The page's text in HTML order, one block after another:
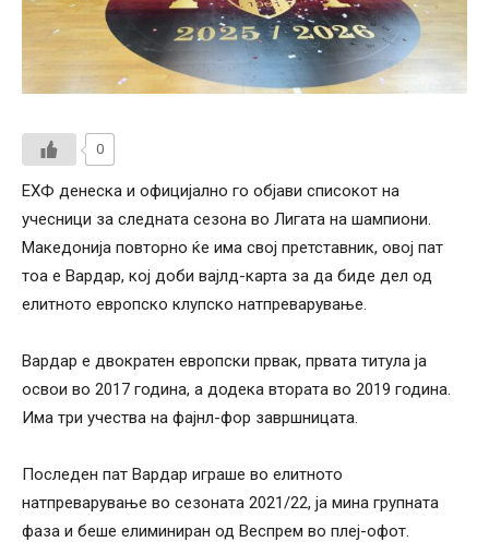
0
ЕХФ денеска и официјално го објави списокот на
учесници за следната сезона во Лигата на шампиони.
Македонија повторно ќе има свој претставник, овој пат
тоа е Вардар, кој доби вајлд-карта за да биде дел од
елитното европско клупско натпреварување.
Вардар е двократен европски првак, првата титула ја
освои во 2017 година, а додека втората во 2019 година.
Има три учества на фајнл-фор завршницата.
Последен пат Вардар играше во елитното
натпреварување во сезоната 2021/22, ја мина групната
фаза и беше елиминиран од Веспрем во плеј-офот.